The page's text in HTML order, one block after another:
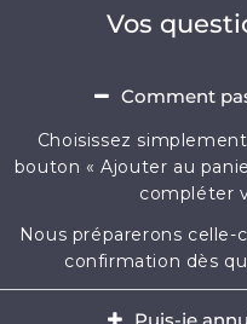
Vos
Comment
Choisissez
bouton « Ajouter au
compléter
Nous préparerons
confirmation dès